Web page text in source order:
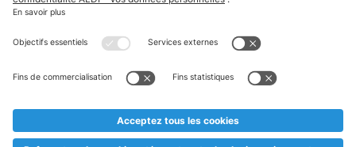
Textes marqués d'un astérisque et mentions légales
* Nous vendons ces articles temporairement et jusqu'à
au cas où, malgré le planning bien étudié, nous serions
prématurément en rupture de stock. Prix Recupel et TVA incl.
** Sur ce site, l’utilisation de la forme masculine a été adoptée